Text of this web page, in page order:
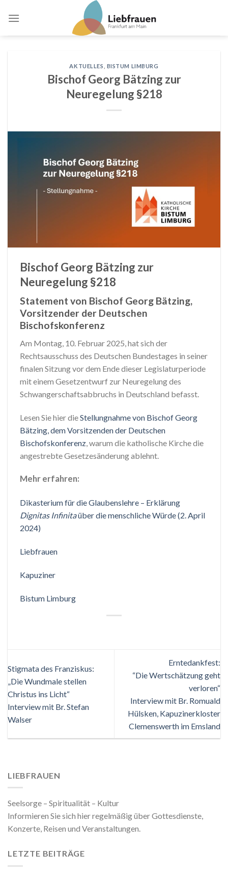
AKTUELLES BISTUM LIMBURG
Bischof Georg Bätzing zur
Neuregelung §218
Bischof Georg Bätzing zur
Neuregelung §218
Statement von Bischof Georg Bätzing,
Vorsitzender der Deutschen
Bischofskonferenz
Am Montag, 10. Februar 2025, hat sich der
Rechtsausschuss des Deutschen Bundestages in seiner
finalen Sitzung vor dem Ende dieser Legislaturperiode
mit einem Gesetzentwurf zur Neuregelung des
Schwangerschaftsabbruchs in Deutschland befasst.
Lesen Sie hier dieStellungnahme von Bischof Georg
Bätzing, dem Vorsitzenden der Deutschen
Bischofskonferenz , warum die katholische Kirche die
angestrebte Gesetzesänderung ablehnt.
Mehr erfahren:
Dikasterium für die Glaubenslehre – Erklärung
Dignitas Infinitaüber die menschliche Würde (2. April
2024)
Liebfrauen
Kapuziner
Bistum Limburg
Stigmata des Franziskus:
„Die Wundmale stellen
Christus ins Licht“
Interview mit Br. Stefan
Walser
Erntedankfest:
“Die Wertschätzung geht
verloren“
Interview mit Br. Romuald
Hülsken, Kapuzinerkloster
Clemenswerth im Emsland
LIEBFRAUEN
Seelsorge – Spiritualität – Kultur
Informieren Sie sich hier regelmäßig über Gottesdienste,
Konzerte, Reisen und Veranstaltungen.
LETZTE BEITRÄGE